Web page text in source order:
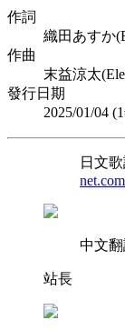
作詞
織田あすか
作曲
末益涼太
發行日期
2025/01/04 (
日文
中文
站長